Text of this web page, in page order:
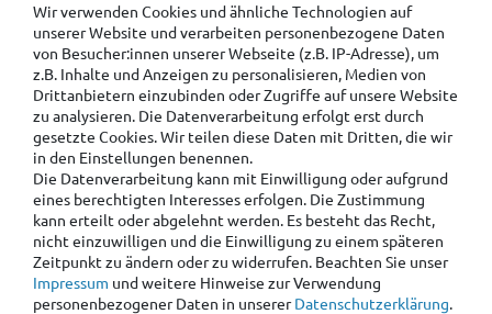
Wir verwenden Cookies und ähnliche Technologien auf
unserer Website und verarbeiten personenbezogene Daten
von Besucher:innen unserer Webseite (z.B. IP-Adresse), um
z.B. Inhalte und Anzeigen zu personalisieren, Medien von
Drittanbietern einzubinden oder Zugriffe auf unsere Website
zu analysieren. Die Datenverarbeitung erfolgt erst durch
gesetzte Cookies. Wir teilen diese Daten mit Dritten, die wir
in den Einstellungen benennen.
Die Datenverarbeitung kann mit Einwilligung oder aufgrund
eines berechtigten Interesses erfolgen. Die Zustimmung
kann erteilt oder abgelehnt werden. Es besteht das Recht,
nicht einzuwilligen und die Einwilligung zu einem späteren
Zeitpunkt zu ändern oder zu widerrufen. Beachten Sie unser
Impressum und weitere Hinweise zur Verwendung
personenbezogener Daten in unsererDaten­schutz­erklärung.